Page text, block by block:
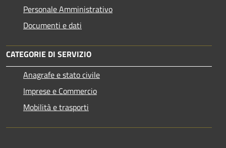
Personale Amministrativo
Documenti e dati
CATEGORIE DI SERVIZIO
Anagrafe e stato civile
Imprese e Commercio
Mobilità e trasporti